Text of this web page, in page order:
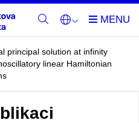
principal solution at infinity
linear Hamiltonian